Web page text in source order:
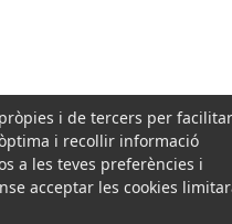
i de tercers per
i recollir informació
a les teves preferències i
acceptar les cookies